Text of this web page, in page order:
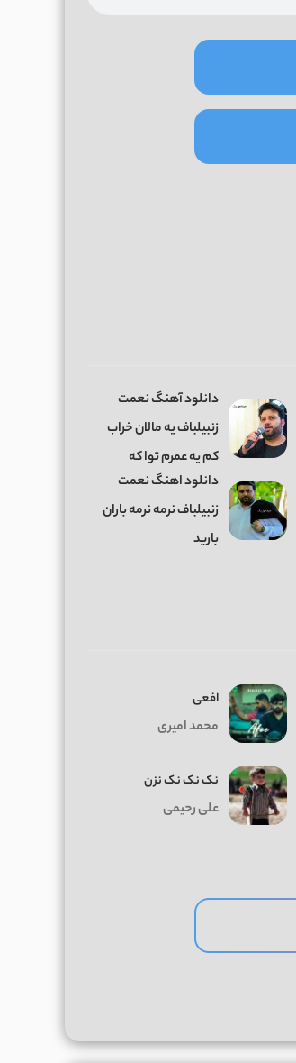
دانلود آهنگ نعمت
زنبیلباف یه مالان خراب
کم یه عمرم توا که
دانلود اهنگ نعمت
زنبیلباف نرمه نرمه باران
بارید
افعی
محمد امیری
نک نک نک نزن
علی رحیمی